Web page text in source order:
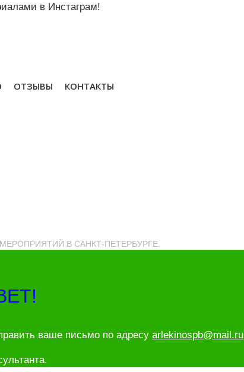
в Инстаграм!
ОТЗЫВЫ КОНТАКТЫ
В САНКТ-ПЕТЕРБУРГЕ.
ваше письмо по адресу arlekinospb@mail.ru